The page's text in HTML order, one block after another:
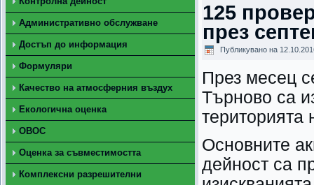
Административно обслужване
Достъп до информация
Формуляри
Качество на атмосферния въздух
Екологична оценка
ОВОС
Оценка за съвместимостта
Комплексни разрешителни
125
през
Публикувано на
През месец
Търново са
територията
Основните
дейност са